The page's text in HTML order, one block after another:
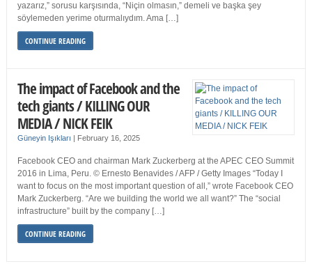
yazarız,” sorusu karşısında, “Niçin olmasın,” demeli ve başka şey
söylemeden yerime oturmalıydım. Ama […]
CONTINUE READING
The impact of Facebook and the
tech giants / KILLING OUR
MEDIA / NICK FEIK
Güneyin Işıkları | February 16, 2025
Facebook CEO and chairman Mark Zuckerberg at the APEC CEO Summit
2016 in Lima, Peru. © Ernesto Benavides / AFP / Getty Images “Today I
want to focus on the most important question of all,” wrote Facebook CEO
Mark Zuckerberg. “Are we building the world we all want?” The “social
infrastructure” built by the company […]
CONTINUE READING